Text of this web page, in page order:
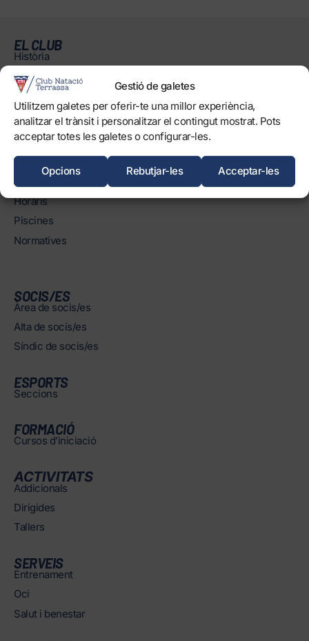
Gestió de galetes
Utilitzem galetes per oferir-te una millor experiència,
analitzar el trànsit i personalitzar el contingut mostrat. Pots
acceptar totes les galetes o configurar-les.
Acceptar-les
Rebutjar-les
Opcions
EL CLUB
Història
Òrgans
Informació corporativa i transparència
Treballa amb nosaltres
Protecció dels Infants
Objectius de Desenvolupament Sostenible
INSTAL·LACIONS
Horaris
Piscines
Normatives
SOCIS/ES
Àrea de socis/es
Alta de socis/es
Síndic de socis/es
ESPORTS
Seccions
FORMACIÓ
Cursos d’iniciació
ACTIVITATS
Addicionals
Dirigides
Tallers
SERVEIS
Entrenament
Oci
Salut i benestar